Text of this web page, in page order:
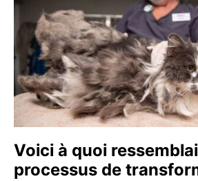
Voici à quoi
processus de